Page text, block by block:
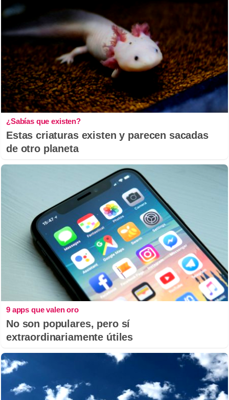
¿Sabías que existen?
Estas criaturas existen y parecen sacadas
de otro planeta
9 apps que valen oro
No son populares, pero sí
extraordinariamente útiles